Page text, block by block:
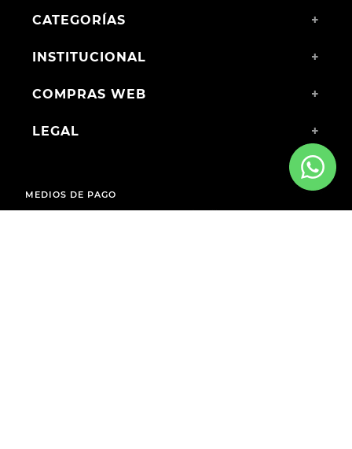
CATEGORÍAS +
INSTITUCIONAL +
COMPRAS WEB +
LEGAL +
MEDIOS DE PAGO